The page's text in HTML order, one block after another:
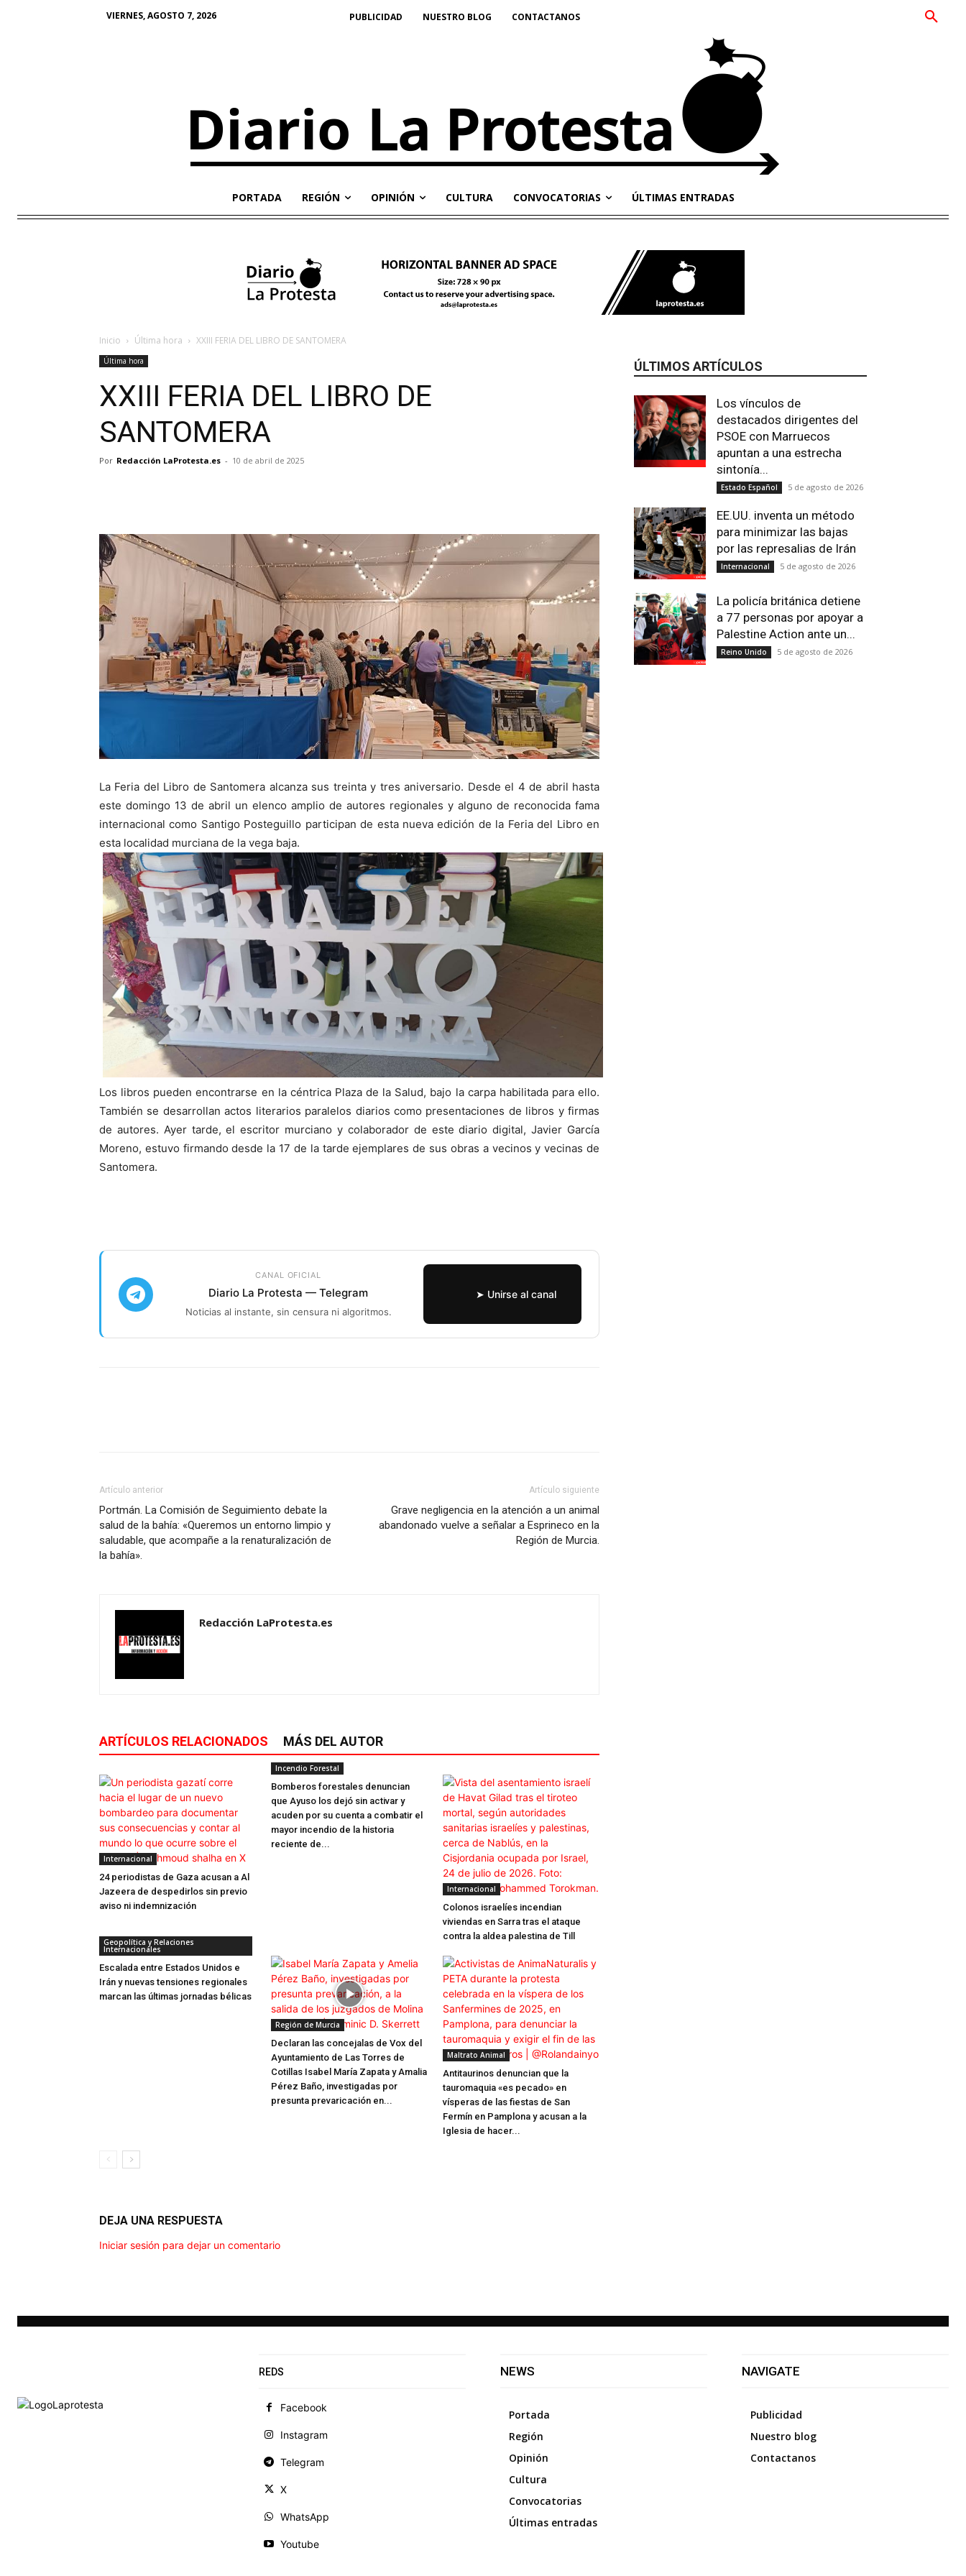
VIERNES, AGOSTO 7, 2026 PUBLICIDAD NUESTRO BLOG CONTACTANOS
PORTADA REGIÓN OPINIÓN CULTURA CONVOCATORIAS ÚLTIMAS ENTRADAS
Inicio Última hora XXIII FERIA DEL LIBRO DE SANTOMERA
Última hora
XXIII FERIA DEL LIBRO DE
SANTOMERA
Por Redacción LaProtesta.es - 10 de abril de 2025
Impresión Telegram
La Feria del Libro de Santomera alcanza sus treinta y tres aniversario. Desde el 4 de abril hasta
este domingo 13 de abril un elenco amplio de autores regionales y alguno de reconocida fama
internacional como Santigo Posteguillo participan de esta nueva edición de la Feria del Libro en
esta localidad murciana de la vega baja.
Los libros pueden encontrarse en la céntrica Plaza de la Salud, bajo la carpa habilitada para ello.
También se desarrollan actos literarios paralelos diarios como presentaciones de libros y firmas
de autores. Ayer tarde, el escritor murciano y colaborador de este diario digital, Javier García
Moreno, estuvo firmando desde la 17 de la tarde ejemplares de sus obras a vecinos y vecinas de
Santomera.
CANAL OFICIAL
Diario La Protesta — Telegram
Noticias al instante, sin censura ni algoritmos.
➤ Unirse al canal
Artículo anterior
Portmán. La Comisión de Seguimiento debate la
salud de la bahía: «Queremos un entorno limpio y
saludable, que acompañe a la renaturalización de
la bahía».
Artículo siguiente
Grave negligencia en la atención a un animal
abandonado vuelve a señalar a Esprineco en la
Región de Murcia.
Redacción LaProtesta.es
ARTÍCULOS RELACIONADOS MÁS DEL AUTOR
Internacional
24 periodistas de Gaza acusan a Al
Jazeera de despedirlos sin previo
aviso ni indemnización
Incendio Forestal
Bomberos forestales denuncian
que Ayuso los dejó sin activar y
acuden por su cuenta a combatir el
mayor incendio de la historia
reciente de...
Internacional
Colonos israelíes incendian
viviendas en Sarra tras el ataque
contra la aldea palestina de Till
Geopolítica y Relaciones
Internacionales
Escalada entre Estados Unidos e
Irán y nuevas tensiones regionales
marcan las últimas jornadas bélicas
Región de Murcia
Declaran las concejalas de Vox del
Ayuntamiento de Las Torres de
Cotillas Isabel María Zapata y Amalia
Pérez Baño, investigadas por
presunta prevaricación en...
Maltrato Animal
Antitaurinos denuncian que la
tauromaquia «es pecado» en
vísperas de las fiestas de San
Fermín en Pamplona y acusan a la
Iglesia de hacer...
DEJA UNA RESPUESTA
Iniciar sesión para dejar un comentario
ÚLTIMOS ARTÍCULOS
Los vínculos de
destacados dirigentes del
PSOE con Marruecos
apuntan a una estrecha
sintonía...
Estado Español 5 de agosto de 2026
EE.UU. inventa un método
para minimizar las bajas
por las represalias de Irán
Internacional 5 de agosto de 2026
La policía británica detiene
a 77 personas por apoyar a
Palestine Action ante un...
Reino Unido 5 de agosto de 2026
REDS
Facebook
Instagram
Telegram
X
WhatsApp
Youtube
NEWS
Portada
Región
Opinión
Cultura
Convocatorias
Últimas entradas
NAVIGATE
Publicidad
Nuestro blog
Contactanos